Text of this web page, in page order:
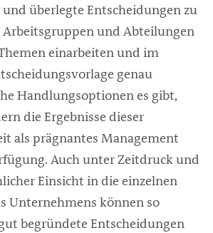
überlegte Entscheidungen zu
und Abteilungen
einarbeiten und im
genau
Handlungsoptionen es gibt,
die Ergebnisse dieser
als prägnantes Management
Auch unter Zeitdruck und
Einsicht in die einzelnen
Unternehmens können so
begründete Entscheidungen